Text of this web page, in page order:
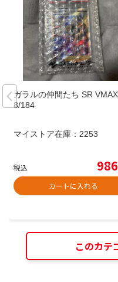
ガラルの仲間たち SR
8/184
マイストア在庫： 2253
税込
カートに入れる
このカテ